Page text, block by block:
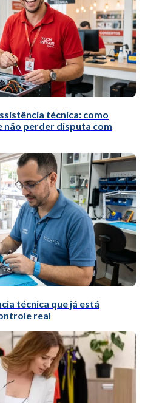
técnica: como
não perder disputa com
técnica que já está
real